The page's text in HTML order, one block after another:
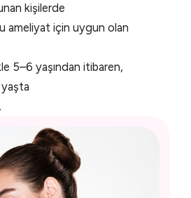
kişilerde
ameliyat için uygun olan
5–6 yaşından itibaren,